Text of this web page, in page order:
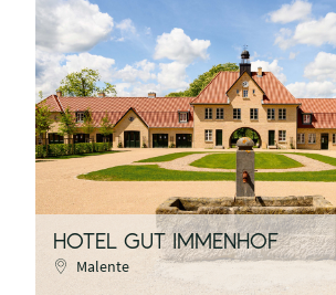
HOTEL GUT IMMENHOF
Malente